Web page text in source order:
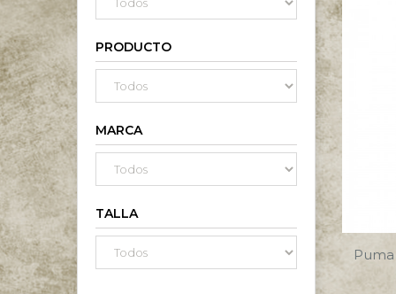
PRODUCTO
MARCA
TALLA